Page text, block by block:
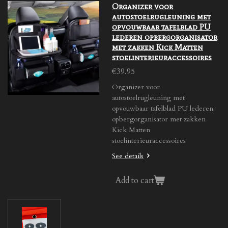
Organizer voor
autostoelrugleuning met
opvouwbaar tafelblad PU
lederen opbergorganisator
met zakken Kick Matten
stoelinterieuraccessoires
€39.95
Organizer voor
autostoelrugleuning met
opvouwbaar tafelblad PU lederen
opbergorganisator met zakken
Kick Matten
stoelinterieuraccessoires
See details
Add to cart